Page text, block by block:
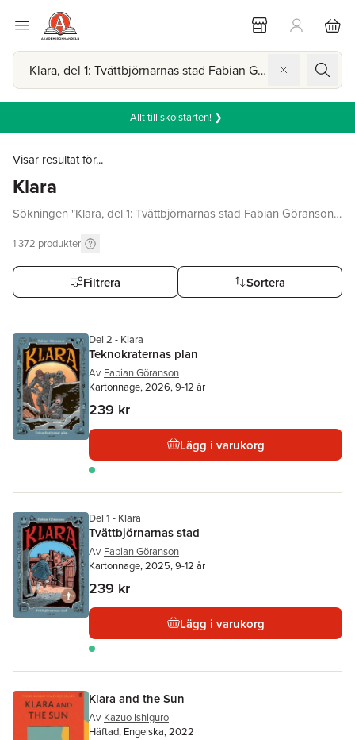
Allt till skolstarten! ❯
Visar resultat för...
Klara
Sökningen "Klara, del 1: Tvättbjörnarnas stad Fabian Göranson"
1 372 produkter
Filtrera Sortera
Del 2 - Klara
Teknokraternas plan
Av Fabian Göranson
Kartonnage, 2026, 9-12 år
239 kr
Lägg i varukorg
Del 1 - Klara
Tvättbjörnarnas stad
Av Fabian Göranson
Kartonnage, 2025, 9-12 år
239 kr
Lägg i varukorg
Klara and the Sun
Av Kazuo Ishiguro
Häftad, Engelska, 2022